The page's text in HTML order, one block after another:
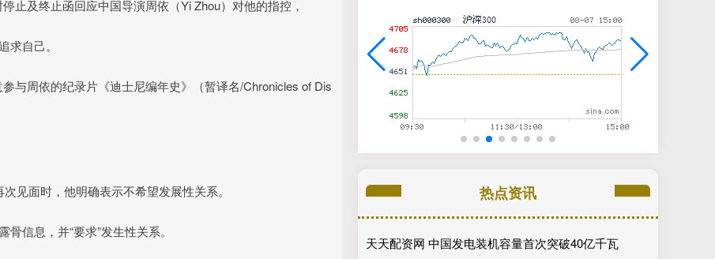
止及终止函回应中国导演周依（Yi Zhou）对他的指控，
求自己。
与周依的纪录片《迪士尼编年史》（暂译名/Chronicles of Dis
见面时，他明确表示不希望发展性关系。
信息，并“要求”发生性关系。
热点资讯
天天配资网 中国发电装机容量首次突破40亿千瓦